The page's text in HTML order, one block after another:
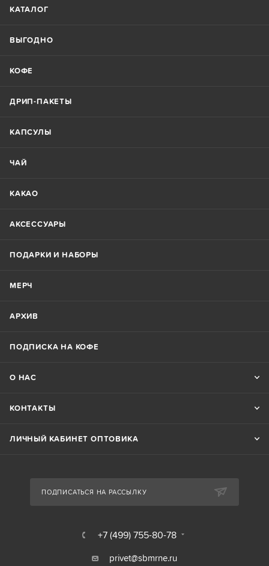
КАТАЛОГ
ВЫГОДНО
КОФЕ
ДРИП-ПАКЕТЫ
КАПСУЛЫ
ЧАЙ
КАКАО
АКСЕССУАРЫ
ПОДАРКИ И НАБОРЫ
МЕРЧ
АРХИВ
ПОДПИСКА НА КОФЕ
О НАС
КОНТАКТЫ
ЛИЧНЫЙ КАБИНЕТ ОПТОВИКА
ПОДПИСАТЬСЯ НА РАССЫЛКУ
+7 (499) 755-80-78
privet@sbmrne.ru